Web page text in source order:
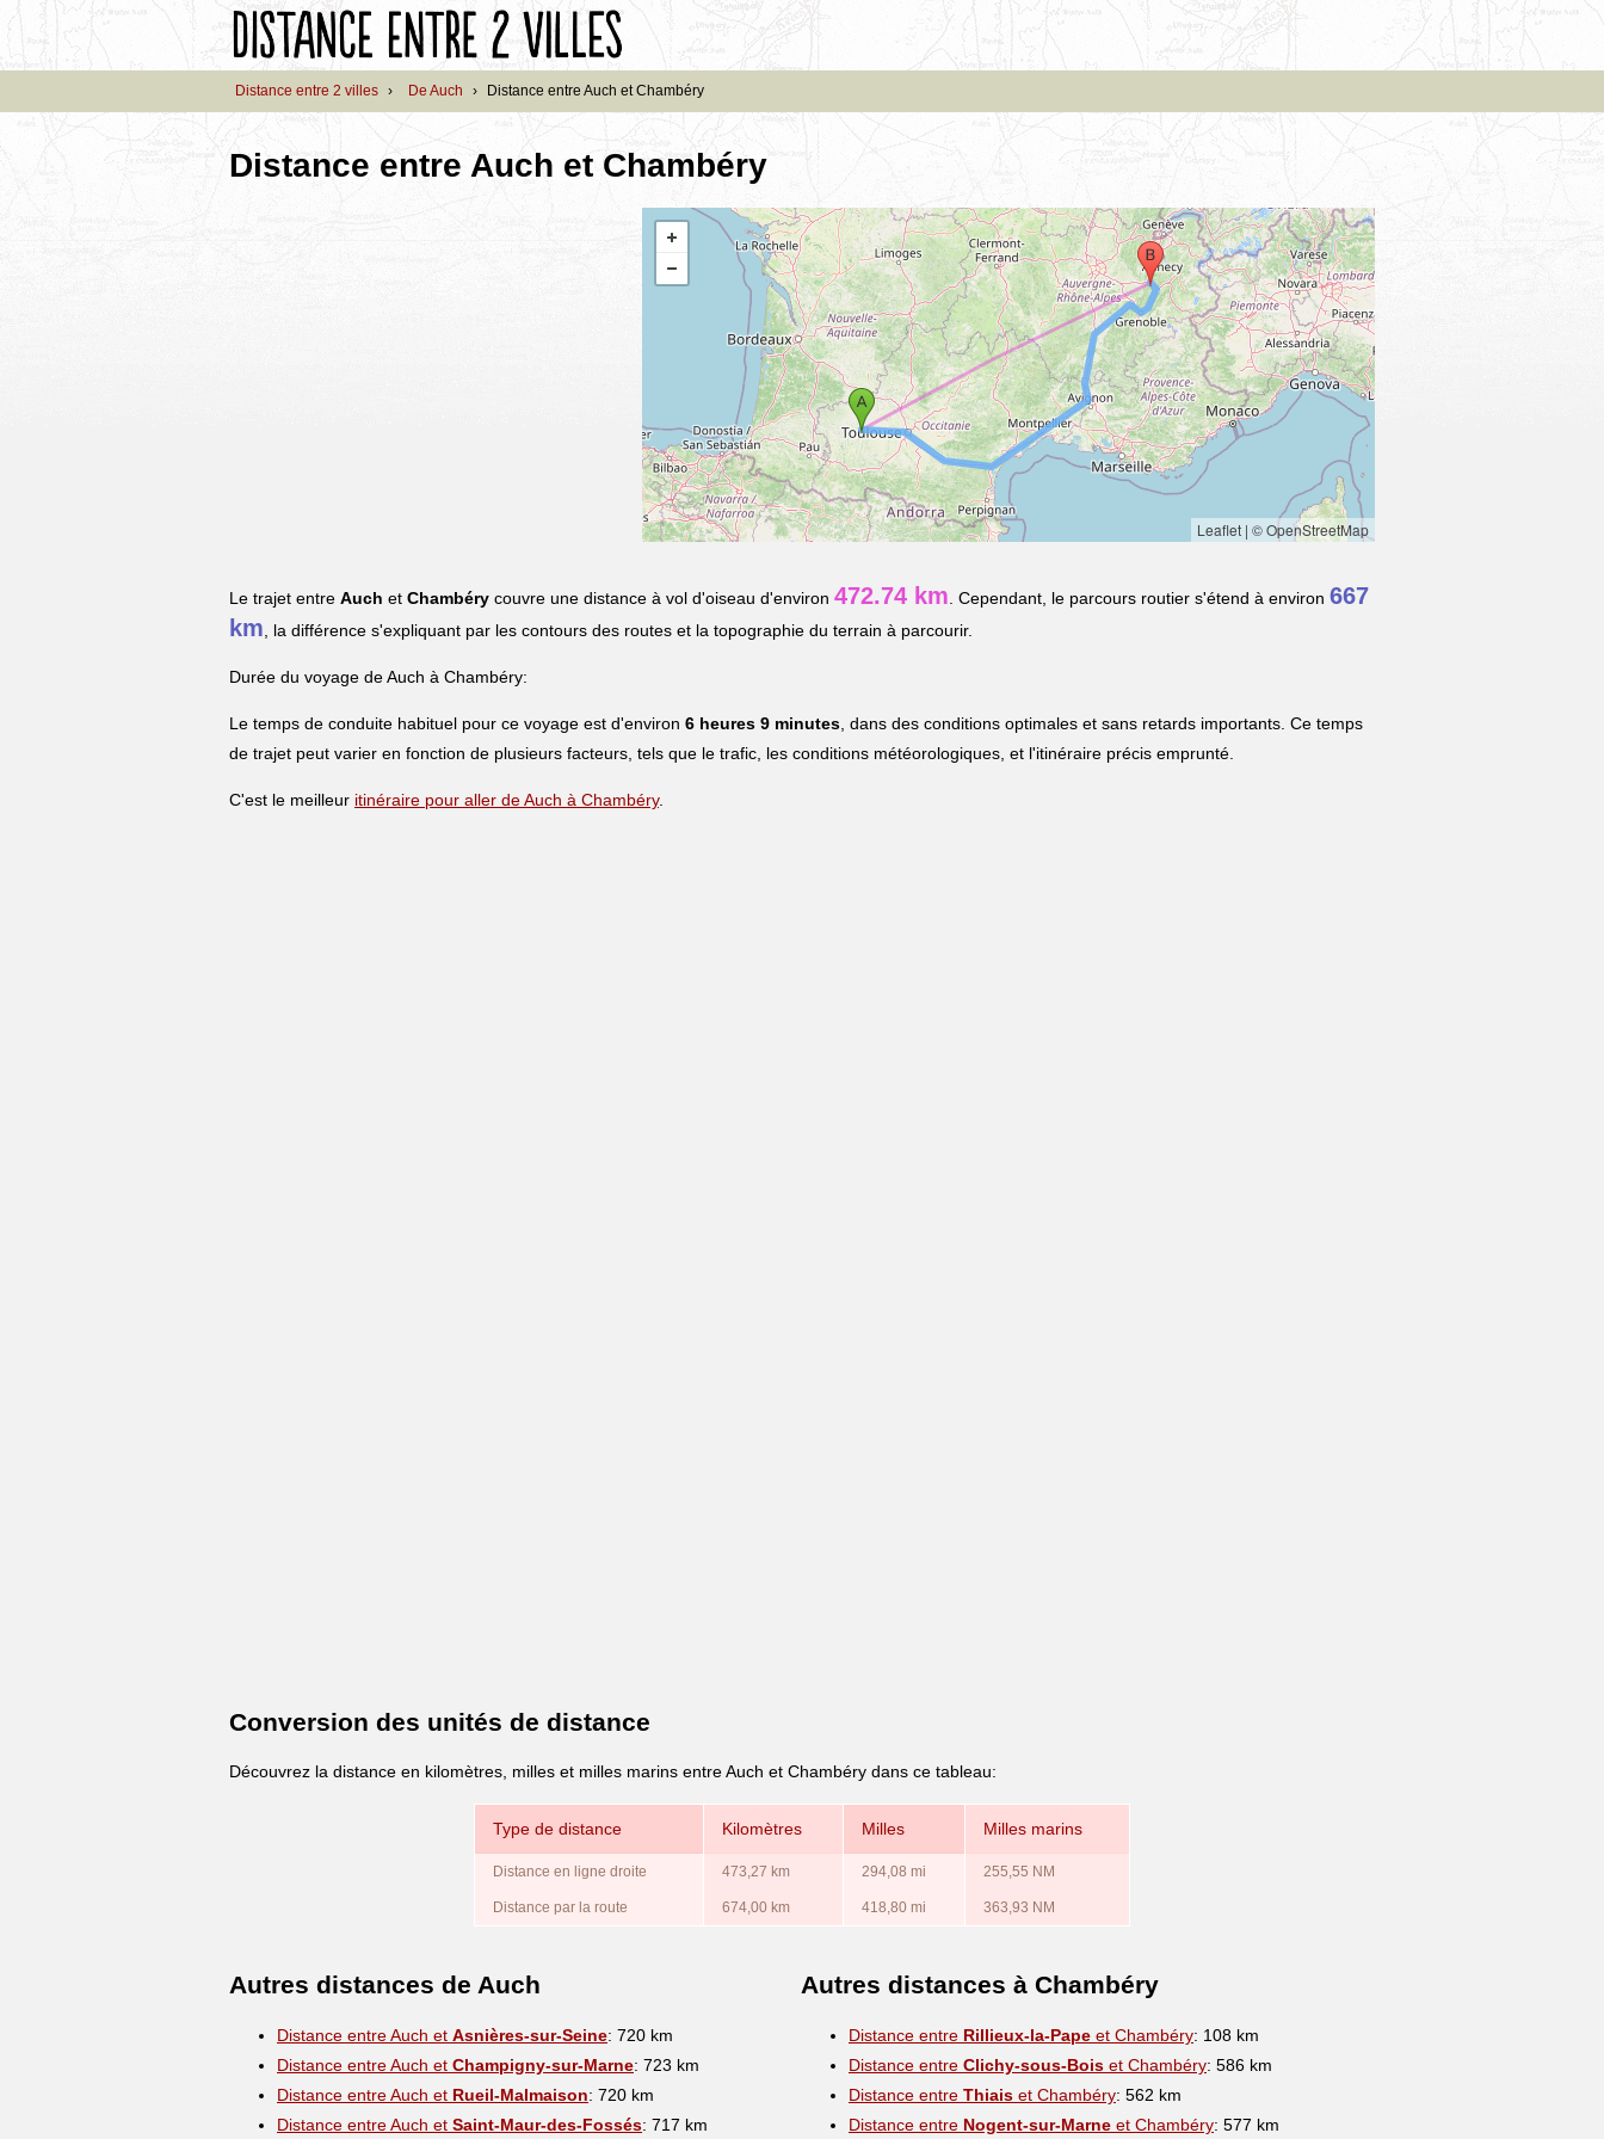
Distance entre 2 villes › De Auch › Distance entre Auch et Chambéry
Distance entre Auch et Chambéry
Leaflet | © OpenStreetMap
Le trajet entre Auch et Chambéry couvre une distance à vol d'oiseau d'environ 472.74 km . Cependant, le parcours routier s'étend à environ 667
km , la différence s'expliquant par les contours des routes et la topographie du terrain à parcourir.
Durée du voyage de Auch à Chambéry:
Le temps de conduite habituel pour ce voyage est d'environ 6 heures 9 minutes , dans des conditions optimales et sans retards importants. Ce temps
de trajet peut varier en fonction de plusieurs facteurs, tels que le trafic, les conditions météorologiques, et l'itinéraire précis emprunté.
C'est le meilleur itinéraire pour aller de Auch à Chambéry.
Conversion des unités de distance
Découvrez la distance en kilomètres, milles et milles marins entre Auch et Chambéry dans ce tableau:
Type de distance Kilomètres Milles Milles marins
Distance en ligne droite 473,27 km 294,08 mi 255,55 NM
Distance par la route 674,00 km 418,80 mi 363,93 NM
Autres distances de Auch
Distance entre Auch et Asnières-sur-Seine: 720 km
Distance entre Auch et Champigny-sur-Marne: 723 km
Distance entre Auch et Rueil-Malmaison: 720 km
Distance entre Auch et Saint-Maur-des-Fossés: 717 km
Autres distances à Chambéry
Distance entre Rillieux-la-Pape et Chambéry: 108 km
Distance entre Clichy-sous-Bois et Chambéry: 586 km
Distance entre Thiais et Chambéry: 562 km
Distance entre Nogent-sur-Marne et Chambéry: 577 km